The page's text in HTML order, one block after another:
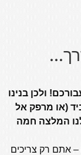
ולכן בנינו
(או מרפק אל
המלצה חמה
– אתם רק צריכים